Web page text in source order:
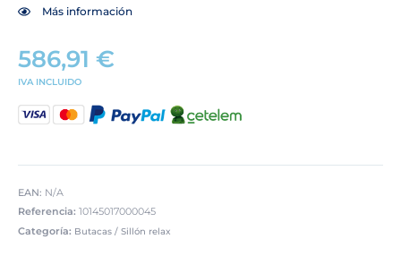
Más información
586,91 €
IVA INCLUIDO
EAN: N/A
Referencia: 10145017000045
Categoría: Butacas / Sillón relax